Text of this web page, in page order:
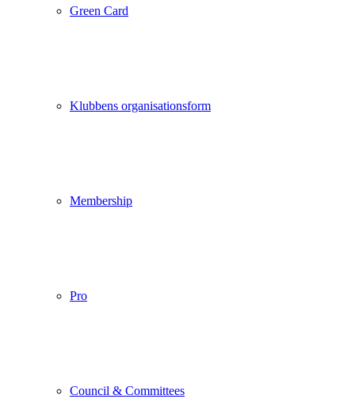
Green Card
Klubbens organisationsform
Membership
Pro
Council & Committees